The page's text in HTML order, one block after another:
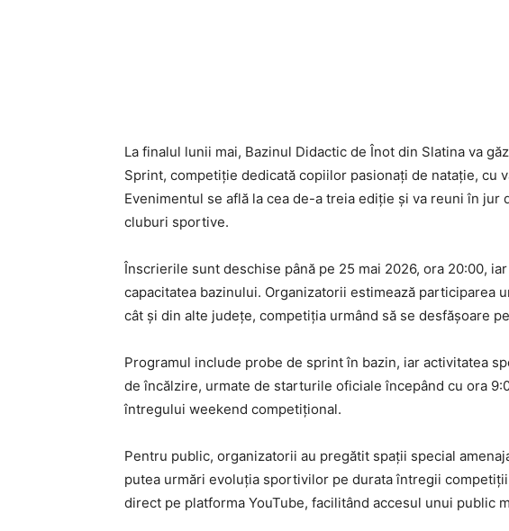
La finalul lunii mai, Bazinul Didactic de Înot din Slatina va
Sprint, competiție dedicată copiilor pasionați de natație, cu
Evenimentul se află la cea de-a treia ediție și va reuni în jur
cluburi sportive.
Înscrierile sunt deschise până pe 25 mai 2026, ora 20:00,
capacitatea bazinului. Organizatorii estimează participarea
cât și din alte județe, competiția urmând să se desfășoare
Programul include probe de sprint în bazin, iar activitatea
de încălzire, urmate de starturile oficiale începând cu ora
întregului weekend competițional.
Pentru public, organizatorii au pregătit spații special
putea urmări evoluția sportivilor pe durata întregii
direct pe platforma YouTube, facilitând accesul unui public